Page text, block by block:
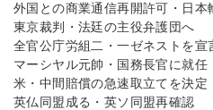
外国との商業通信再開許可・日本
東京裁判・法廷の主役弁護団へ
全官公庁労組二・一ゼネストを宣
マーシヤル元帥・国務長官に就任
米・中間賠償の急速取立てを決定
英仏同盟成る・英ソ同盟再確認